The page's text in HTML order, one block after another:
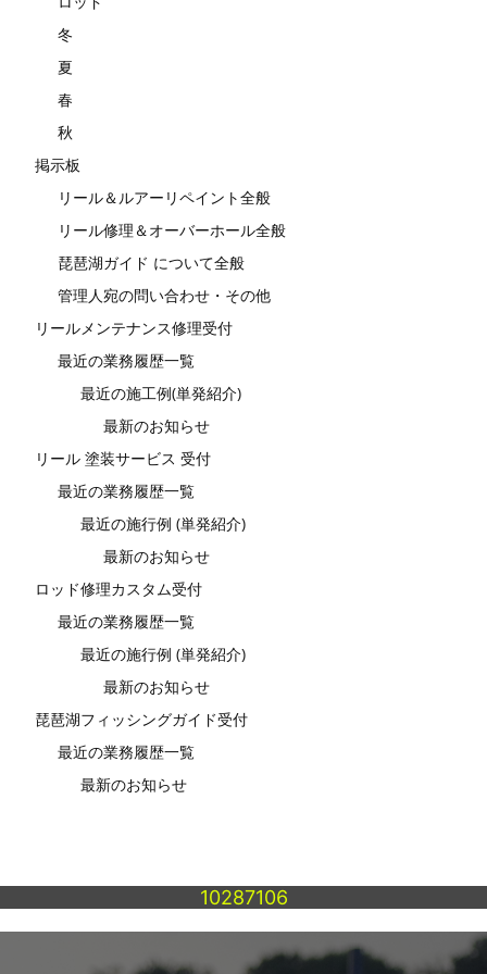
冬
夏
春
秋
掲示板
リール＆ルアーリペイント全般
リール修理＆オーバーホール全般
琵琶湖ガイド について全般
管理人宛の問い合わせ・その他
リールメンテナンス修理受付
最近の業務履歴一覧
最近の施工例(単発紹介)
最新のお知らせ
リール 塗装サービス 受付
最近の業務履歴一覧
最近の施行例 (単発紹介)
最新のお知らせ
ロッド修理カスタム受付
最近の業務履歴一覧
最近の施行例 (単発紹介)
最新のお知らせ
琵琶湖フィッシングガイド受付
最近の業務履歴一覧
最新のお知らせ
10287106